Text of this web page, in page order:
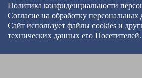
Политика конфиденциальности
Согласие на обработку
Сайт использует файлы cookies и
технических данных его Посетителей.